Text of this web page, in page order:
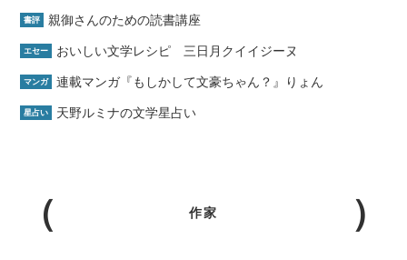
書評 親御さんのための読書講座
エセー おいしい文学レシピ 三日月クイイジーヌ
マンガ 連載マンガ『もしかして文豪ちゃん？』りょん
星占い 天野ルミナの文学星占い
作家